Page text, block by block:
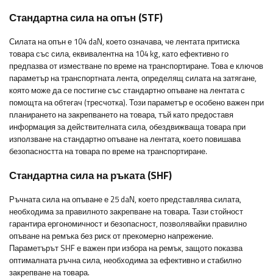
Стандартна сила на опън (STF)
Силата на опън е 104 daN, което означава, че лентата притиска
товара със сила, еквивалентна на 104 kg, като ефективно го
предпазва от изместване по време на транспортиране. Това е ключов
параметър на транспортната лента, определящ силата на затягане,
която може да се постигне със стандартно опъване на лентата с
помощта на обтегач (тресчотка). Този параметър е особено важен при
планирането на закрепването на товара, тъй като предоставя
информация за действителната сила, обездвижваща товара при
използване на стандартно опъване на лентата, което повишава
безопасността на товара по време на транспортиране.
Стандартна сила на ръката (SHF)
Ръчната сила на опъване е 25 daN, което представлява силата,
необходима за правилното закрепване на товара. Тази стойност
гарантира ергономичност и безопасност, позволявайки правилно
опъване на ремъка без риск от прекомерно напрежение.
Параметърът SHF е важен при избора на ремък, защото показва
оптималната ръчна сила, необходима за ефективно и стабилно
закрепване на товара.